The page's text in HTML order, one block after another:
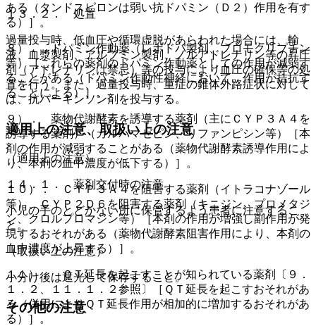
１３．２． 処置
過量投与時、低血圧や循環虚脱があらわれた場合には、輸
液、血漿製剤、アルブミン製剤、ノルアドレナリン等の昇圧
剤（アドレナリンは禁忌）等の投与により血圧の確保等の処
置を行う。また、過量投与時、重症の錐体外路症状に対して
は、抗パーキンソン剤を投与する。
適用上の注意、取扱い上の注意
（適用上の注意）
１４．１． 薬剤交付時の注意
小児の手のとどかない所に保管するよう患者に注意するこ
と。
（取扱い上の注意）
小分け後は遮光して保存すること。
その他の注意
ある（タンドスピロンは弱い抗ドパミン（Ｄ２）作用を有す
る）］。
８）． ドパミン作動薬（レボドパ製剤、ブロモクリプチン
等）［これらの薬剤のドパミン作動薬としての作用が減弱す
ることがある（ドパミン作動性神経において、作用が拮抗す
ることによる）］。
９）． 薬物代謝酵素を誘導する薬剤（主にＣＹＰ３Ａ４を
誘導する薬剤）（カルバマゼピン、リファンピシン等）［本
剤の作用が減弱することがある（薬物代謝酵素誘導作用によ
り、本剤の血中濃度が低下する）］。
１０）． ＣＹＰ３Ａ４を阻害する薬剤（イトラコナゾール
等）、ＣＹＰ２Ｄ６を阻害する薬剤（キニジン、プロメタジ
ン、クロルプロマジン等）［本剤の作用が増強し副作用が発
現するおそれがある（薬物代謝酵素阻害作用により、本剤の
血中濃度が上昇する）］。
１１）． ＱＴ延長を起こすことが知られている薬剤〔９．
１．２、１１．１．２参照〕［ＱＴ延長を起こすおそれがあ
る（併用によりＱＴ延長作用が相加的に増加するおそれがあ
る）］。